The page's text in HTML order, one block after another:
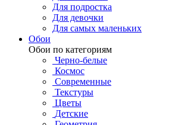
Для подростка
Для девочки
Для самых маленьких
Обои
Обои по категориям
Черно-белые
Космос
Современные
Текстуры
Цветы
Детские